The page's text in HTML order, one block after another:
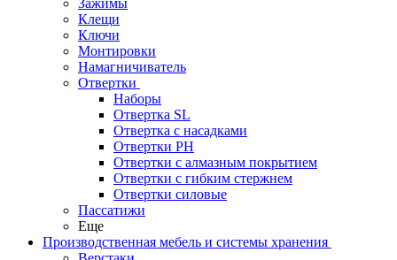
Зажимы
Клещи
Ключи
Монтировки
Намагничиватель
Отвертки
Наборы
Отвертка SL
Отвертка с насадками
Отвертки PH
Отвертки с алмазным покрытием
Отвертки с гибким стержнем
Отвертки силовые
Пассатижи
Еще
Производственная мебель и системы хранения